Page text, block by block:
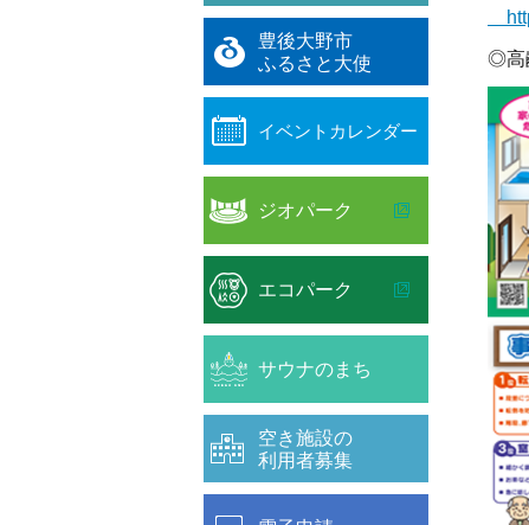
◎高
豊後大野市
ふるさと大使
イベントカレンダー
ジオパーク
エコパーク
サウナのまち
空き施設の
利用者募集